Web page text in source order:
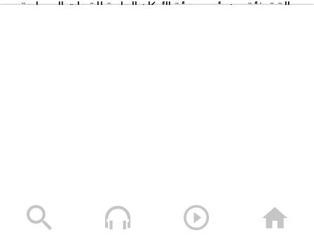
رسالة تهنئة من رئيس هيئة الأركان العامة للقوات المسلحة